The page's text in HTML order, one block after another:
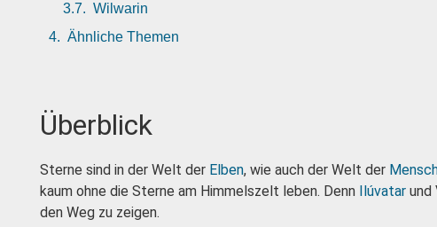
Wilwarin
Ähnliche Themen
Überblick
Sterne sind in der Welt der Elben, wie auch der Welt der
kaum ohne die Sterne am Himmelszelt leben. Denn Ilúvatar und
den Weg zu zeigen.